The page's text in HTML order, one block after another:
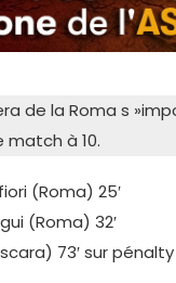
de la Roma s
match à 10.
(Roma) 25′
(Roma) 32′
73′ sur pénalty